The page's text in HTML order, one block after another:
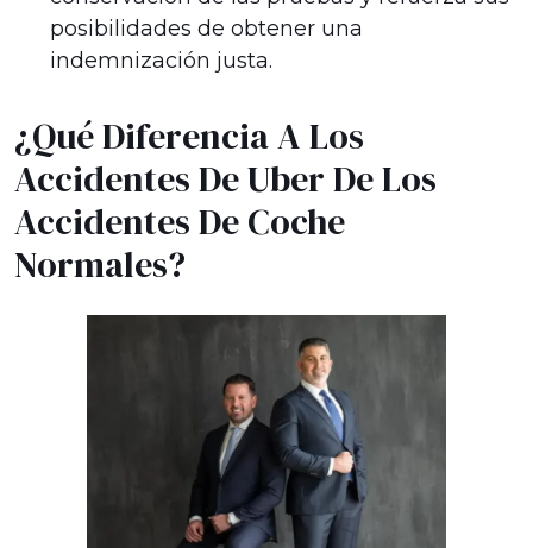
posibilidades de obtener una
indemnización justa.
¿Qué Diferencia A Los
Accidentes De Uber De Los
Accidentes De Coche
Normales?